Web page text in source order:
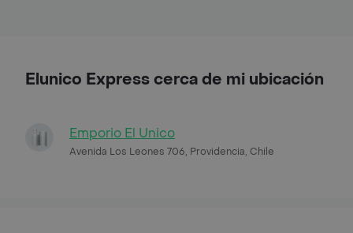
Elunico Express cerca de mi ubicación
Emporio El Unico
Avenida Los Leones 706, Providencia, Chile